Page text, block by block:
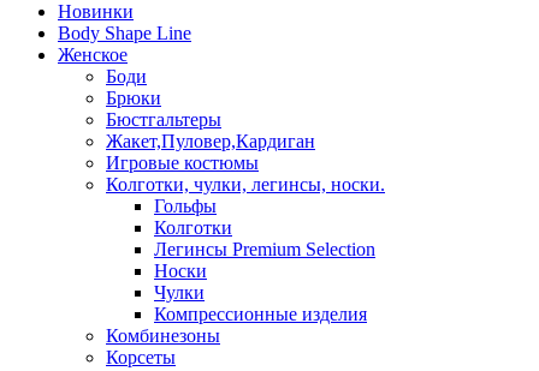
Новинки
Body Shape Line
Женское
Боди
Брюки
Бюстгальтеры
Жакет,Пуловер,Кардиган
Игровые костюмы
Колготки, чулки, легинсы, носки.
Гольфы
Колготки
Легинсы Premium Selection
Носки
Чулки
Компрессионные изделия
Комбинезоны
Корсеты